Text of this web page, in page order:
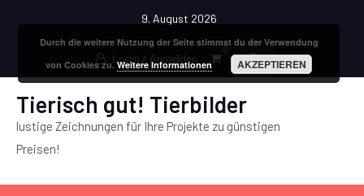
9. August 2026
Login / Anmelden
0
Tierisch gut! Tierbilder
lustige Zeichnungen für Ihre Projekte zu günstigen
Preisen!
Durch die weitere Nutzung der Seite stimmst du der Verwendung
von Cookies zu.Weitere Informationen AKZEPTIEREN